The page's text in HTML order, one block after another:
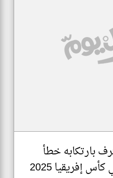
بارتكابه خطأ
إفريقيا 2025